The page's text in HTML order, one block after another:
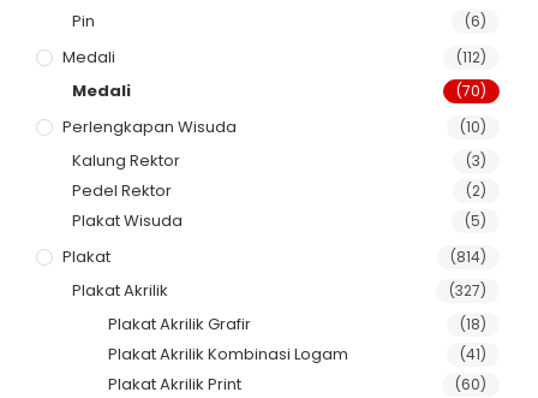
Pin (6)
Medali (112)
Medali (70)
Perlengkapan Wisuda (10)
Kalung Rektor (3)
Pedel Rektor (2)
Plakat Wisuda (5)
Plakat (814)
Plakat Akrilik (327)
Plakat Akrilik Grafir (18)
Plakat Akrilik Kombinasi Logam (41)
Plakat Akrilik Print (60)